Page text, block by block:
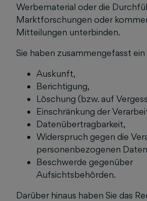
Werbematerial oder die
Marktforschungen oder
Mitteilungen unterbinden.
Sie haben zusammengefasst
Auskunft,
Berichtigung,
Löschung (bzw. auf
Einschränkung der
Datenübertragbarkeit,
Widerspruch gegen die
personenbezogenen
Beschwerde gegenüber
Aufsichtsbehörden.
Darüber hinaus haben Sie das